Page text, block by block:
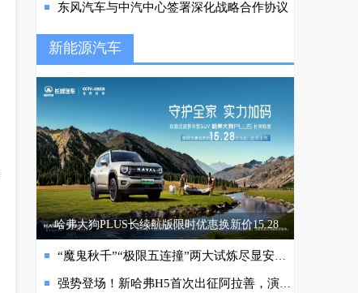
东风汽车与中汽中心签署深化战略合作协议
新能源汽车
哈弗大狗PLUS长续航版限时优惠换新价15.28
“魔鬼秋千”“极限五连撞”两大试炼尽显安全底色，吉利中国星双车加新上市
强势登场！新哈弗H5首次出征阿拉善，演绎卓越全用途SUV